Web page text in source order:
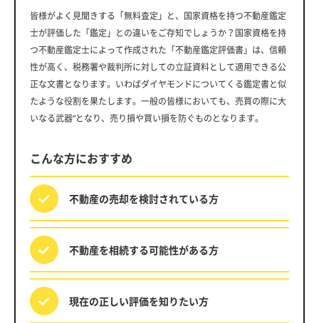
皆様がよく見聞きする「無料査定」と、国家資格を持つ不動産鑑定
士が評価した「鑑定」との違いをご存知でしょうか？国家資格を持
つ不動産鑑定士によって作成された「不動産鑑定評価書」は、信頼
性が高く、税務署や裁判所に対しての立証資料として適用できる公
正な文書となります。いわばダイヤモンドについてくる鑑定書と似
たような役割を果たします。一般の皆様においても、売買の際に大
いなる武器”となり、売り損や買い損を防ぐものとなります。
こんな方におすすめ
不動産の売却を検討されている方
不動産を相続する可能性がある方
現在の正しい評価を知りたい方